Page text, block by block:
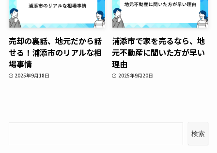
売却の裏話、地元だから話
せる！浦添市のリアルな相
場事情
2025年9月18日
浦添市で家を売るなら、地
元不動産に聞いた方が早い
理由
2025年9月20日
検索